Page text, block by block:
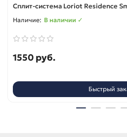
Сплит-система Loriot Residence
В наличии ✓
1550 руб.
Быстрый